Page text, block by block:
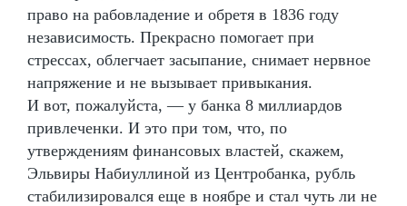
право на рабовладение и обретя в 1836 году
независимость. Прекрасно помогает при
стрессах, облегчает засыпание, снимает нервное
напряжение и не вызывает привыкания.
И вот, пожалуйста, — у банка 8 миллиардов
привлеченки. И это при том, что, по
утверждениям финансовых властей, скажем,
Эльвиры Набиуллиной из Центробанка, рубль
стабилизировался еще в ноябре и стал чуть ли не